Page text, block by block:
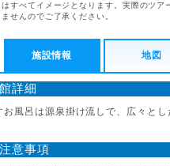
すべてイメージとなります。実際のツア
せんのでご了承ください。
施設情報 地図
詳細
お風呂は源泉掛け流しで、広々と
意事項